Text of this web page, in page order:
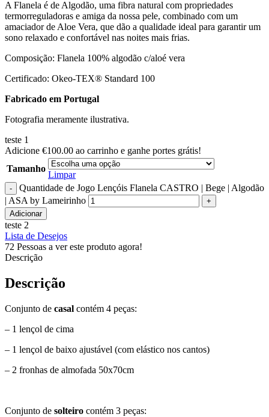
A Flanela é de Algodão, uma fibra natural com propriedades
termorreguladoras e amiga da nossa pele, combinado com um
amaciador de Aloe Vera, que dão a qualidade ideal para garantir um
sono relaxado e confortável nas noites mais frias.
Composição: Flanela 100% algodão c/aloé vera
Certificado: Okeo-TEX® Standard 100
Fabricado em Portugal
Fotografia meramente ilustrativa.
teste 1
Adicione €100.00 ao carrinho e ganhe portes grátis!
Tamanho
Limpar
Quantidade de Jogo Lençóis Flanela CASTRO | Bege | Algodão
| ASA by Lameirinho
Adicionar
teste 2
Lista de Desejos
72 Pessoas a ver este produto agora!
Descrição
Descrição
Conjunto de casal contém 4 peças:
– 1 lençol de cima
– 1 lençol de baixo ajustável (com elástico nos cantos)
– 2 fronhas de almofada 50x70cm
Conjunto de solteiro contém 3 peças: